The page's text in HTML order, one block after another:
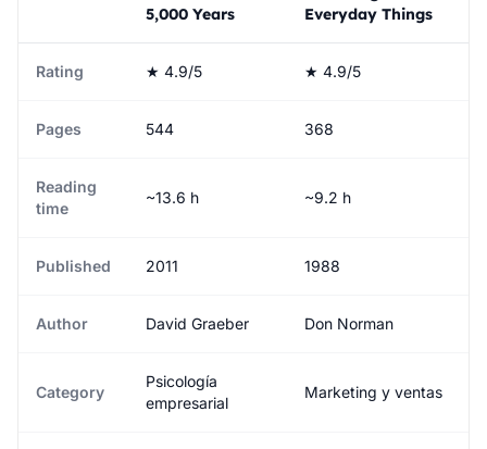
5,000 Years
Everyday Things
Rating ★ 4.9/5 ★ 4.9/5
Pages 544 368
Reading
time
~13.6 h ~9.2 h
Published 2011 1988
Author David Graeber Don Norman
Category
Psicología
empresarial
Marketing y ventas